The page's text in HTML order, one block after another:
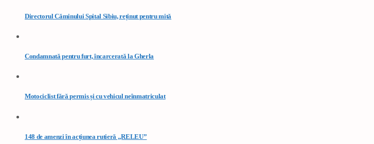
Directorul Căminului Spital Sibiu, reținut pentru mită
Condamnată pentru furt, încarcerată la Gherla
Motociclist fără permis și cu vehicul neînmatriculat
148 de amenzi în acțiunea rutieră „RELEU”